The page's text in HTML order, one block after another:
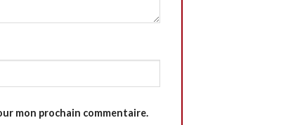
mon prochain commentaire.